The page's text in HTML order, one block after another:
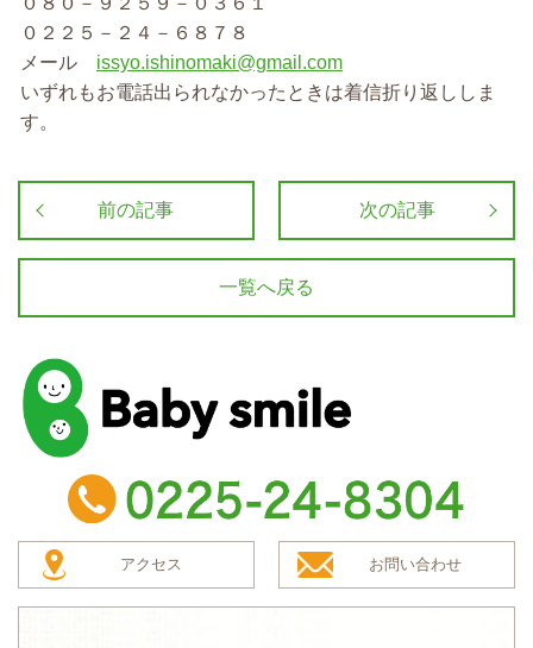
０２２５－２４－６８７８
メール issyo.ishinomaki@gmail.com
いずれもお電話出られなかったときは着信折り返ししま
す。
前の記事 次の記事
一覧へ戻る
baby smile
TEL：0225-24-8304
アクセス お問い合わせ